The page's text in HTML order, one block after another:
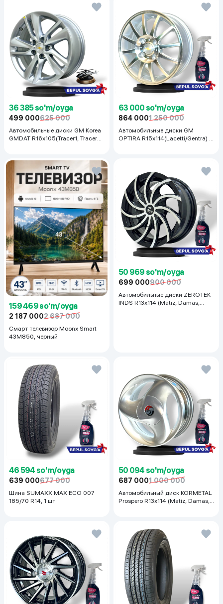
36 385 so'm/oyga
499 000625 000
Автомобильные диски GM Korea
GMDAT R16x105(Tracer1, Tracer2)
63 000 so'm/oyga
864 0001 250 000
Автомобильные диски GM
OPTIRA R15x114(Lacetti/Gentra) 1
159 469 so'm/oyga
2 187 0002 687 000
Смарт телевизор Moonx Smart
43M850, черный
50 969 so'm/oyga
699 000900 000
Автомобильные диски ZEROTEK
INDS R13x114 (Matiz, Damas,
46 594 so'm/oyga
639 000677 000
Шина SUMAXX MAX ECO 007
185/70 R14, 1 шт
50 094 so'm/oyga
687 0001 000 000
Автомобильный диск KORMETAL
Prospero R13x114 (Matiz, Damas,